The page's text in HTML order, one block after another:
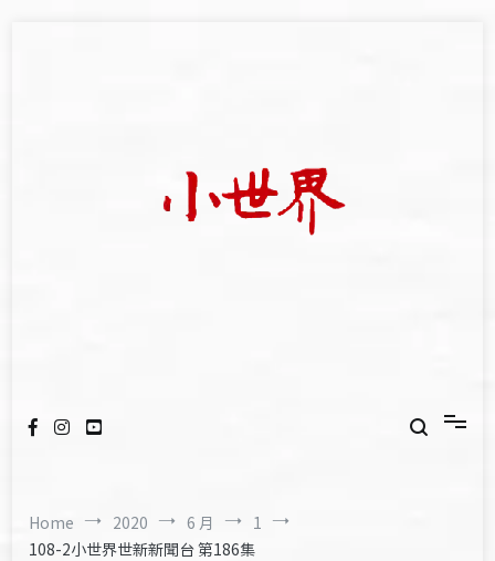
Home 2020 6 月
1
108-2小世界世新新聞台 第186集